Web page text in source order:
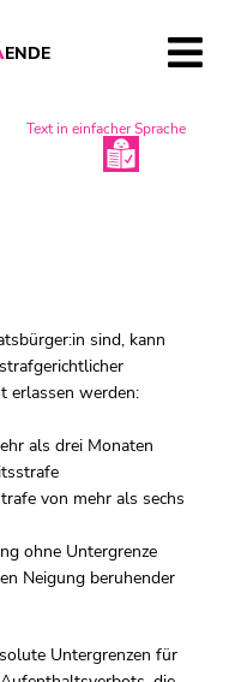
ENDE
Text in einfacher Sprache
sind, kann
erlassen werden:
als drei Monaten
von mehr als sechs
ohne Untergrenze
Neigung beruhender
Untergrenzen für